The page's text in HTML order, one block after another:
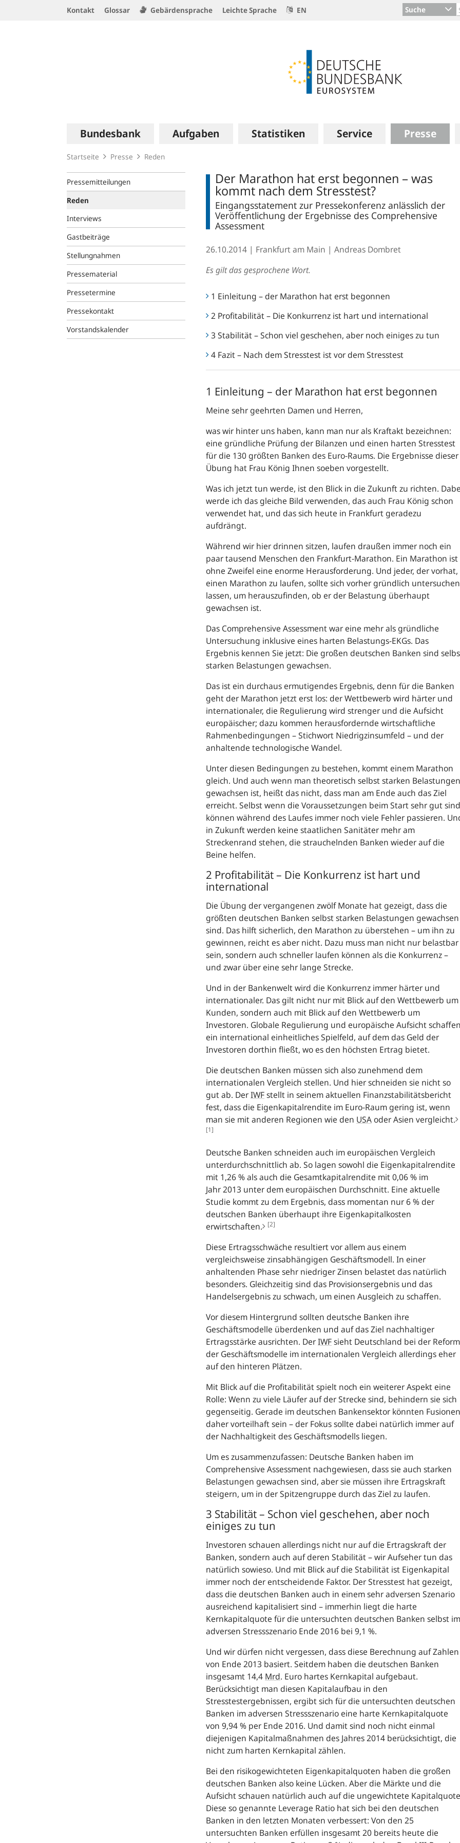
Kontakt Glossar Gebärdensprache Leichte Sprache EN Suche
Hauptnavigation
Bundesbank Aufgaben Statistiken Service Presse
Startseite Presse Reden
Pressemitteilungen
Reden
Interviews
Gastbeiträge
Stellungnahmen
Pressematerial
Pressetermine
Pressekontakt
Vorstandskalender
Der Marathon hat erst begonnen – was
kommt nach dem Stresstest?
Eingangsstatement zur Pressekonferenz anlässlich der
Veröffentlichung der Ergebnisse des Comprehensive
Assessment
26.10.2014 Frankfurt am Main
Andreas Dombret
Es gilt das gesprochene Wort.
1 Einleitung – der Marathon hat erst begonnen
2 Profitabilität – Die Konkurrenz ist hart und international
3 Stabilität – Schon viel geschehen, aber noch einiges zu tun
4 Fazit – Nach dem Stresstest ist vor dem Stresstest
1 Einleitung – der Marathon hat erst begonnen
Meine sehr geehrten Damen und Herren,
was wir hinter uns haben, kann man nur als Kraftakt bezeichnen:
eine gründliche Prüfung der Bilanzen und einen harten Stresstest
für die 130 größten Banken des Euro-Raums. Die Ergebnisse dieser
Übung hat Frau König Ihnen soeben vorgestellt.
Was ich jetzt tun werde, ist den Blick in die Zukunft zu richten.
werde ich das gleiche Bild verwenden, das auch Frau König schon
verwendet hat, und das sich heute in Frankfurt geradezu
aufdrängt.
Während wir hier drinnen sitzen, laufen draußen immer noch ein
paar tausend Menschen den Frankfurt-Marathon. Ein Marathon ist
ohne Zweifel eine enorme Herausforderung. Und jeder, der vorhat,
einen Marathon zu laufen, sollte sich vorher gründlich untersuchen
lassen, um herauszufinden, ob er der Belastung überhaupt
gewachsen ist.
Das Comprehensive Assessmentwar eine mehr als gründliche
Untersuchung inklusive eines harten Belastungs-EKGs. Das
Ergebnis kennen Sie jetzt: Die großen deutschen Banken sind
starken Belastungen gewachsen.
Das ist ein durchaus ermutigendes Ergebnis, denn für die Banken
geht der Marathon jetzt erst los: der Wettbewerb wird härter und
internationaler, die Regulierung wird strenger und die Aufsicht
europäischer; dazu kommen herausfordernde wirtschaftliche
Rahmenbedingungen – Stichwort Niedrigzinsumfeld – und der
anhaltende technologische Wandel.
Unter diesen Bedingungen zu bestehen, kommt einem Marathon
gleich. Und auch wenn man theoretisch selbst starken Belastungen
gewachsen ist, heißt das nicht, dass man am Ende auch das Ziel
erreicht. Selbst wenn die Voraussetzungen beim Start sehr gut
können während des Laufes immer noch viele Fehler passieren.
in Zukunft werden keine staatlichen Sanitäter mehr am
Streckenrand stehen, die strauchelnden Banken wieder auf die
Beine helfen.
2 Profitabilität – Die Konkurrenz ist hart und
international
Die Übung der vergangenen zwölf Monate hat gezeigt, dass die
größten deutschen Banken selbst starken Belastungen gewachsen
sind. Das hilft sicherlich, den Marathon zu überstehen – um ihn zu
gewinnen, reicht es aber nicht. Dazu muss man nicht nur belastbar
sein, sondern auch schneller laufen können als die Konkurrenz –
und zwar über eine sehr lange Strecke.
Und in der Bankenwelt wird die Konkurrenz immer härter und
internationaler. Das gilt nicht nur mit Blick auf den Wettbewerb um
Kunden, sondern auch mit Blick auf den Wettbewerb um
Investoren. Globale Regulierung und europäische Aufsicht
ein international einheitliches Spielfeld, auf dem das Geld der
Investoren dorthin fließt, wo es den höchsten Ertrag bietet.
Die deutschen Banken müssen sich also zunehmend dem
internationalen Vergleich stellen. Und hier schneiden sie nicht so
gut ab. DerIWFstellt in seinem aktuellen Finanzstabilitätsbericht
fest, dass die Eigenkapitalrendite im Euro-Raum gering ist, wenn
man sie mit anderen Regionen wie den USA oder Asien vergleicht.
[1]
Deutsche Banken schneiden auch im europäischen Vergleich
unterdurchschnittlich ab. So lagen sowohl die Eigenkapitalrendite
mit 1,26 % als auch die Gesamtkapitalrendite mit 0,06 % im
Jahr 2013 unter dem europäischen Durchschnitt. Eine aktuelle
Studie kommt zu dem Ergebnis, dass momentan nur 6 % der
deutschen Banken überhaupt ihre Eigenkapitalkosten
erwirtschaften.
[2]
Diese Ertragsschwäche resultiert vor allem aus einem
vergleichsweise zinsabhängigen Geschäftsmodell. In einer
anhaltenden Phase sehr niedriger Zinsen belastet das natürlich
besonders. Gleichzeitig sind das Provisionsergebnis und das
Handelsergebnis zu schwach, um einen Ausgleich zu schaffen.
Vor diesem Hintergrund sollten deutsche Banken ihre
Geschäftsmodelle überdenken und auf das Ziel nachhaltiger
Ertragsstärke ausrichten. DerIWFsieht Deutschland bei der Reform
der Geschäftsmodelle im internationalen Vergleich allerdings eher
auf den hinteren Plätzen.
Mit Blick auf die Profitabilität spielt noch ein weiterer Aspekt eine
Rolle: Wenn zu viele Läufer auf der Strecke sind, behindern sie sich
gegenseitig. Gerade im deutschen Bankensektor könnten Fusionen
daher vorteilhaft sein – der Fokus sollte dabei natürlich immer auf
der Nachhaltigkeit des Geschäftsmodells liegen.
Um es zusammenzufassen: Deutsche Banken haben im
Comprehensive Assessment nachgewiesen, dass sie auch starken
Belastungen gewachsen sind, aber sie müssen ihre Ertragskraft
steigern, um in der Spitzengruppe durch das Ziel zu laufen.
3 Stabilität – Schon viel geschehen, aber noch
einiges zu tun
Investoren schauen allerdings nicht nur auf die Ertragskraft der
Banken, sondern auch auf deren Stabilität – wir Aufseher tun das
natürlich sowieso. Und mit Blick auf die Stabilität ist Eigenkapital
immer noch der entscheidende Faktor. Der Stresstest hat gezeigt,
dass die deutschen Banken auch in einem sehr adversen Szenario
ausreichend kapitalisiert sind – immerhin liegt die harte
Kernkapitalquote für die untersuchten deutschen Banken selbst im
adversen Stressszenario Ende 2016 bei 9,1 %.
Und wir dürfen nicht vergessen, dass diese Berechnung auf Zahlen
von Ende 2013 basiert. Seitdem haben die deutschen Banken
insgesamt 14,4 Mrd. Euro hartes Kernkapital aufgebaut.
Berücksichtigt man diesen Kapitalaufbau in den
Stresstestergebnissen, ergibt sich für die untersuchten deutschen
Banken im adversen Stressszenario eine harte Kernkapitalquote
von 9,94 % per Ende 2016. Und damit sind noch nicht einmal
diejenigen Kapitalmaßnahmen des Jahres 2014 berücksichtigt, die
nicht zum harten Kernkapital zählen.
Bei den risikogewichteten Eigenkapitalquoten haben die großen
deutschen Banken also keine Lücken. Aber die Märkte und die
Aufsicht schauen natürlich auch auf die ungewichtete
Diese so genannte Leverage Ratio hat sich bei den deutschen
Banken in den letzten Monaten verbessert: Von den 25
untersuchten Banken erfüllen insgesamt 20 bereits heute die